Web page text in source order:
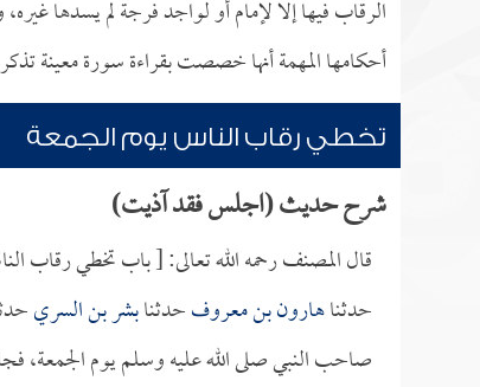
الرقاب فيها إلا لإمام أو لواجد فرجة لم يسدها
أحكامها المهمة أنها خصصت بقراءة سورة معينة
تخطي رقاب الناس يوم الجمعة
شرح حديث (اجلس فقد آذيت)
قال المصنف رحمه الله تعالى: [ باب تخطي رقاب
حدثناهارون بن معروفحدثنابشر بن السري
صاحب النبي صلى الله عليه وسلم يوم